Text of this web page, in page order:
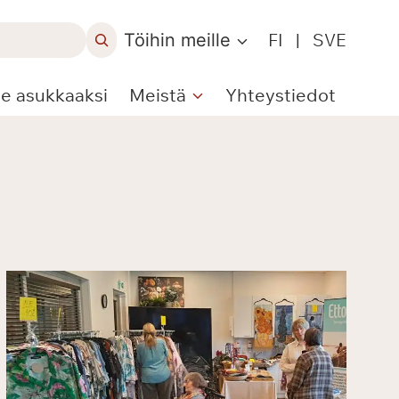
Töihin meille FI | SVE
asukkaaksi Meistä Yhteystiedot